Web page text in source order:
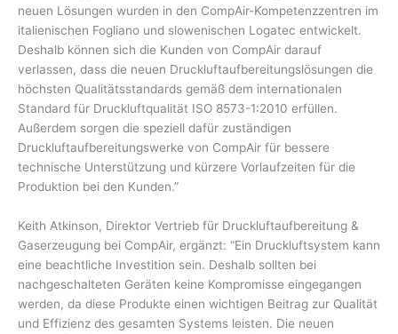
neuen Lösungen wurden in den CompAir-Kompetenzzentren im
italienischen Fogliano und slowenischen Logatec entwickelt.
Deshalb können sich die Kunden von CompAir darauf
verlassen, dass die neuen Druckluftaufbereitungslösungen die
höchsten Qualitätsstandards gemäß dem internationalen
Standard für Druckluftqualität ISO 8573-1:2010 erfüllen.
Außerdem sorgen die speziell dafür zuständigen
Druckluftaufbereitungswerke von CompAir für bessere
technische Unterstützung und kürzere Vorlaufzeiten für die
Produktion bei den Kunden.”
Keith Atkinson, Direktor Vertrieb für Druckluftaufbereitung &
Gaserzeugung bei CompAir, ergänzt: “Ein Druckluftsystem kann
eine beachtliche Investition sein. Deshalb sollten bei
nachgeschalteten Geräten keine Kompromisse eingegangen
werden, da diese Produkte einen wichtigen Beitrag zur Qualität
und Effizienz des gesamten Systems leisten. Die neuen